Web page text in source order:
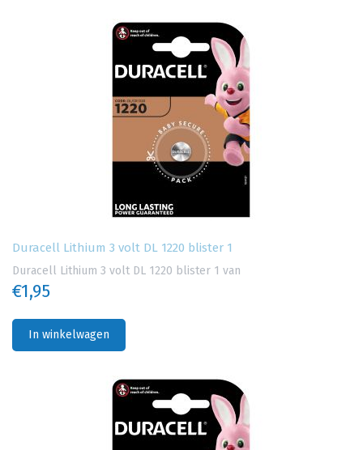
Duracell Lithium 3 volt DL 1220 blister 1
Duracell Lithium 3 volt DL 1220 blister 1 van
€1,95
In winkelwagen